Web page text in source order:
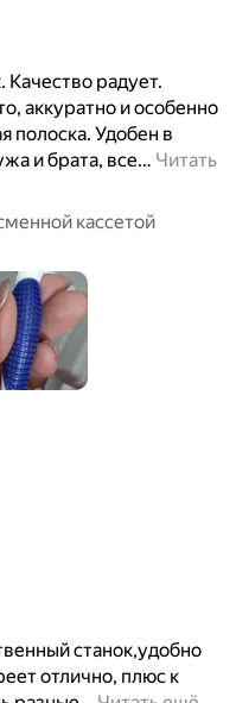
Качество радует.
аккуратно и особенно
полоска. Удобен в
и брата, все… Читать
кассетой
станок,удобно
отлично, плюс к